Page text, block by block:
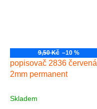
9,50 Kč –10 %
popisovač 2836 červená
2mm permanent
Skladem